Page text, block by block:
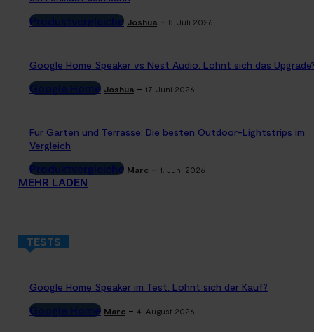
Produktvergleiche Joshua - 8. Juli 2026
Google Home Speaker vs Nest Audio: Lohnt sich das
Google Home Joshua - 17. Juni 2026
Für Garten und Terrasse: Die besten Outdoor-Lightstrips im
Vergleich
Produktvergleiche Marc - 1. Juni 2026
MEHR LADEN
TESTS
Google Home Speaker im Test: Lohnt sich der Kauf?
Google Home Marc - 4. August 2026